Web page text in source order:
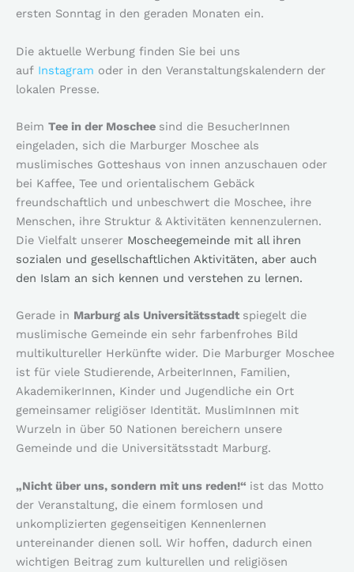
ersten Sonntag in den geraden Monaten ein.
Die aktuelle Werbung finden Sie bei uns
auf Instagram oder in den Veranstaltungskalendern der
lokalen Presse.
Beim Tee in der Moschee sind die BesucherInnen
eingeladen, sich die Marburger Moschee als
muslimisches Gotteshaus von innen anzuschauen oder
bei Kaffee, Tee und orientalischem Gebäck
freundschaftlich und unbeschwert die Moschee, ihre
Menschen, ihre Struktur & Aktivitäten kennenzulernen.
Die Vielfalt unserer Moscheegemeinde mit all ihren
sozialen und gesellschaftlichen Aktivitäten, aber auch
den Islam an sich kennen und verstehen zu lernen.
Gerade in Marburg als Universitätsstadt spiegelt die
muslimische Gemeinde ein sehr farbenfrohes Bild
multikultureller Herkünfte wider. Die Marburger Moschee
ist für viele Studierende, ArbeiterInnen, Familien,
AkademikerInnen, Kinder und Jugendliche ein Ort
gemeinsamer religiöser Identität. MuslimInnen mit
Wurzeln in über 50 Nationen bereichern unsere
Gemeinde und die Universitätsstadt Marburg.
„Nicht über uns, sondern mit uns reden!“ ist das Motto
der Veranstaltung, die einem formlosen und
unkomplizierten gegenseitigen Kennenlernen
untereinander dienen soll. Wir hoffen, dadurch einen
wichtigen Beitrag zum kulturellen und religiösen